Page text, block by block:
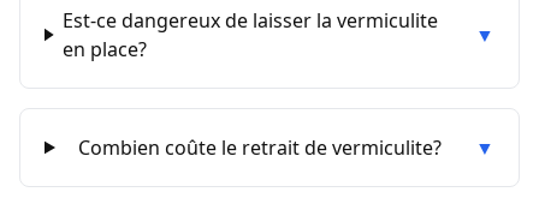
Est-ce dangereux de laisser la vermiculite
en place?
▼
Combien coûte le retrait de vermiculite? ▼